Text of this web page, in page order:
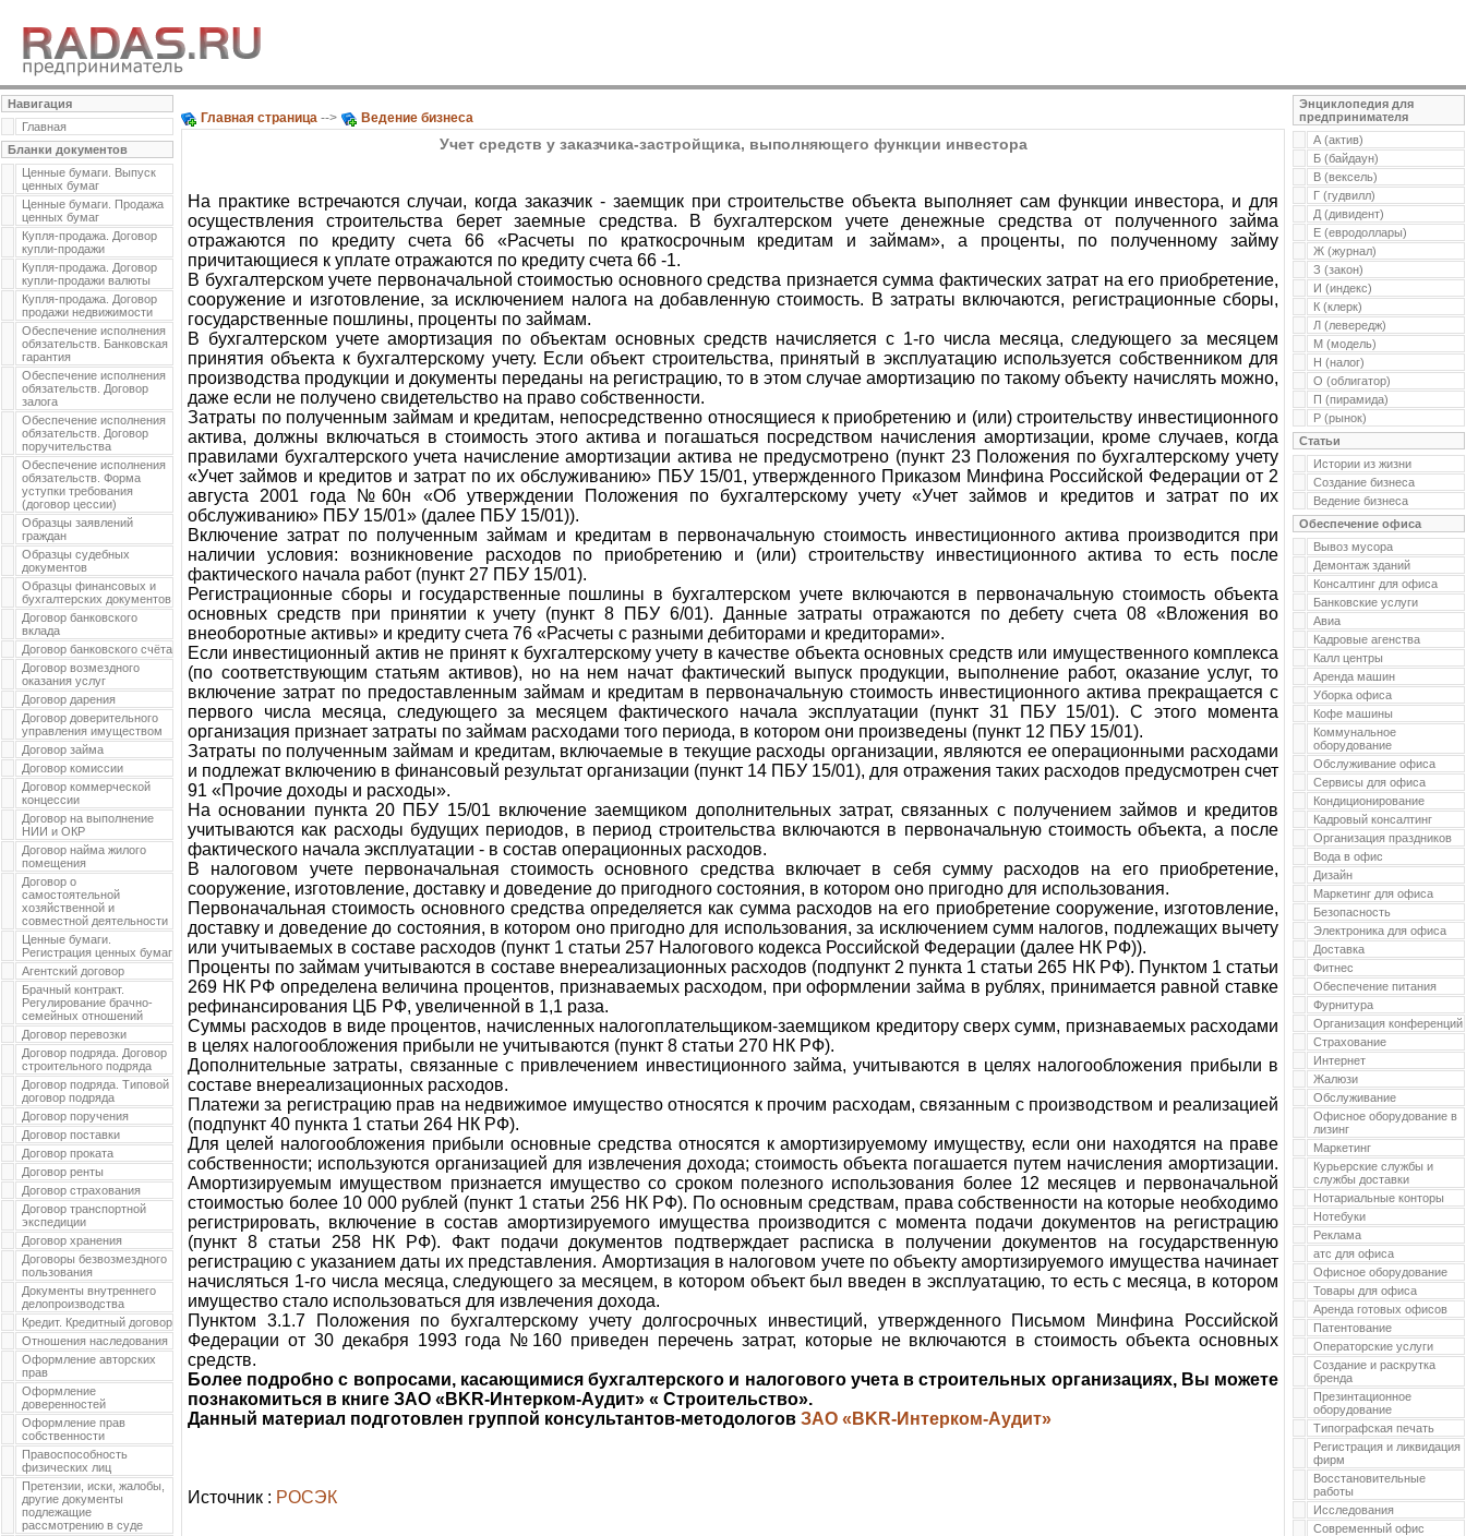
Навигация
Главная
Бланки документов
Ценные бумаги. Выпуск
ценных бумаг
Ценные бумаги. Продажа
ценных бумаг
Купля-продажа. Договор
купли-продажи
Купля-продажа. Договор
купли-продажи валюты
Купля-продажа. Договор
продажи недвижимости
Обеспечение исполнения
обязательств. Банковская
гарантия
Обеспечение исполнения
обязательств. Договор
залога
Обеспечение исполнения
обязательств. Договор
поручительства
Обеспечение исполнения
обязательств. Форма
уступки требования
(договор цессии)
Образцы заявлений
граждан
Образцы судебных
документов
Образцы финансовых и
бухгалтерских документов
Договор банковского
вклада
Договор банковского счёта
Договор возмездного
оказания услуг
Договор дарения
Договор доверительного
управления имуществом
Договор займа
Договор комиссии
Договор коммерческой
концессии
Договор на выполнение
НИИ и ОКР
Договор найма жилого
помещения
Договор о
самостоятельной
хозяйственной и
совместной деятельности
Ценные бумаги.
Регистрация ценных бумаг
Агентский договор
Брачный контракт.
Регулирование брачно-
семейных отношений
Договор перевозки
Договор подряда. Договор
строительного подряда
Договор подряда. Типовой
договор подряда
Договор поручения
Договор поставки
Договор проката
Договор ренты
Договор страхования
Договор транспортной
экспедиции
Договор хранения
Договоры безвозмездного
пользования
Документы внутреннего
делопроизводства
Кредит. Кредитный договор
Отношения наследования
Оформление авторских
прав
Оформление
доверенностей
Оформление прав
собственности
Правоспособность
физических лиц
Претензии, иски, жалобы,
другие документы
подлежащие
рассмотрению в суде
Главная страница --> Ведение бизнеса
Учет средств у заказчика-застройщика, выполняющего функции инвестора
На практике встречаются случаи, когда заказчик - заемщик при строительстве объекта выполняет сам функции инвестора, и для
осуществления строительства берет заемные средства. В бухгалтерском учете денежные средства от полученного займа
отражаются по кредиту счета 66 «Расчеты по краткосрочным кредитам и займам», а проценты, по полученному займу
причитающиеся к уплате отражаются по кредиту счета 66 -1.
В бухгалтерском учете первоначальной стоимостью основного средства признается сумма фактических затрат на его приобретение,
сооружение и изготовление, за исключением налога на добавленную стоимость. В затраты включаются, регистрационные сборы,
государственные пошлины, проценты по займам.
В бухгалтерском учете амортизация по объектам основных средств начисляется с 1-го числа месяца, следующего за месяцем
принятия объекта к бухгалтерскому учету. Если объект строительства, принятый в эксплуатацию используется собственником для
производства продукции и документы переданы на регистрацию, то в этом случае амортизацию по такому объекту начислять можно,
даже если не получено свидетельство на право собственности.
Затраты по полученным займам и кредитам, непосредственно относящиеся к приобретению и (или) строительству инвестиционного
актива, должны включаться в стоимость этого актива и погашаться посредством начисления амортизации, кроме случаев, когда
правилами бухгалтерского учета начисление амортизации актива не предусмотрено (пункт 23 Положения по бухгалтерскому учету
«Учет займов и кредитов и затрат по их обслуживанию» ПБУ 15/01, утвержденного Приказом Минфина Российской Федерации от 2
августа 2001 года №60н «Об утверждении Положения по бухгалтерскому учету «Учет займов и кредитов и затрат по их
обслуживанию» ПБУ 15/01» (далее ПБУ 15/01)).
Включение затрат по полученным займам и кредитам в первоначальную стоимость инвестиционного актива производится при
наличии условия: возникновение расходов по приобретению и (или) строительству инвестиционного актива то есть после
фактического начала работ (пункт 27 ПБУ 15/01).
Регистрационные сборы и государственные пошлины в бухгалтерском учете включаются в первоначальную стоимость объекта
основных средств при принятии к учету (пункт 8 ПБУ 6/01). Данные затраты отражаются по дебету счета 08 «Вложения во
внеоборотные активы» и кредиту счета 76 «Расчеты с разными дебиторами и кредиторами».
Если инвестиционный актив не принят к бухгалтерскому учету в качестве объекта основных средств или имущественного комплекса
(по соответствующим статьям активов), но на нем начат фактический выпуск продукции, выполнение работ, оказание услуг, то
включение затрат по предоставленным займам и кредитам в первоначальную стоимость инвестиционного актива прекращается с
первого числа месяца, следующего за месяцем фактического начала эксплуатации (пункт 31 ПБУ 15/01). С этого момента
организация признает затраты по займам расходами того периода, в котором они произведены (пункт 12 ПБУ 15/01).
Затраты по полученным займам и кредитам, включаемые в текущие расходы организации, являются ее операционными расходами
и подлежат включению в финансовый результат организации (пункт 14 ПБУ 15/01), для отражения таких расходов предусмотрен счет
91 «Прочие доходы и расходы».
На основании пункта 20 ПБУ 15/01 включение заемщиком дополнительных затрат, связанных с получением займов и кредитов
учитываются как расходы будущих периодов, в период строительства включаются в первоначальную стоимость объекта, а после
фактического начала эксплуатации - в состав операционных расходов.
В налоговом учете первоначальная стоимость основного средства включает в себя сумму расходов на его приобретение,
сооружение, изготовление, доставку и доведение до пригодного состояния, в котором оно пригодно для использования.
Первоначальная стоимость основного средства определяется как сумма расходов на его приобретение сооружение, изготовление,
доставку и доведение до состояния, в котором оно пригодно для использования, за исключением сумм налогов, подлежащих вычету
или учитываемых в составе расходов (пункт 1 статьи 257 Налогового кодекса Российской Федерации (далее НК РФ)).
Проценты по займам учитываются в составе внереализационных расходов (подпункт 2 пункта 1 статьи 265 НК РФ). Пунктом 1 статьи
269 НК РФ определена величина процентов, признаваемых расходом, при оформлении займа в рублях, принимается равной ставке
рефинансирования ЦБ РФ, увеличенной в 1,1 раза.
Суммы расходов в виде процентов, начисленных налогоплательщиком-заемщиком кредитору сверх сумм, признаваемых расходами
в целях налогообложения прибыли не учитываются (пункт 8 статьи 270 НК РФ).
Дополнительные затраты, связанные с привлечением инвестиционного займа, учитываются в целях налогообложения прибыли в
составе внереализационных расходов.
Платежи за регистрацию прав на недвижимое имущество относятся к прочим расходам, связанным с производством и реализацией
(подпункт 40 пункта 1 статьи 264 НК РФ).
Для целей налогообложения прибыли основные средства относятся к амортизируемому имуществу, если они находятся на праве
собственности; используются организацией для извлечения дохода; стоимость объекта погашается путем начисления амортизации.
Амортизируемым имуществом признается имущество со сроком полезного использования более 12 месяцев и первоначальной
стоимостью более 10 000 рублей (пункт 1 статьи 256 НК РФ). По основным средствам, права собственности на которые необходимо
регистрировать, включение в состав амортизируемого имущества производится с момента подачи документов на регистрацию
(пункт 8 статьи 258 НК РФ). Факт подачи документов подтверждает расписка в получении документов на государственную
регистрацию с указанием даты их представления. Амортизация в налоговом учете по объекту амортизируемого имущества начинает
начисляться 1-го числа месяца, следующего за месяцем, в котором объект был введен в эксплуатацию, то есть с месяца, в котором
имущество стало использоваться для извлечения дохода.
Пунктом 3.1.7 Положения по бухгалтерскому учету долгосрочных инвестиций, утвержденного Письмом Минфина Российской
Федерации от 30 декабря 1993 года №160 приведен перечень затрат, которые не включаются в стоимость объекта основных
средств.
Более подробно с вопросами, касающимися бухгалтерского и налогового учета в строительных организациях, Вы можете
познакомиться в книге ЗАО «BKR-Интерком-Аудит» « Строительство».
Данный материал подготовлен группой консультантов-методологов ЗАО «BKR-Интерком-Аудит»
Источник : РОСЭК
Энциклопедия для
предпринимателя
А (актив)
Б (байдаун)
В (вексель)
Г (гудвилл)
Д (дивидент)
Е (евродоллары)
Ж (журнал)
З (закон)
И (индекс)
К (клерк)
Л (левередж)
М (модель)
Н (налог)
О (облигатор)
П (пирамида)
Р (рынок)
Статьи
Истории из жизни
Создание бизнеса
Ведение бизнеса
Обеспечение офиса
Вывоз мусора
Демонтаж зданий
Консалтинг для офиса
Банковские услуги
Авиа
Кадровые агенства
Калл центры
Аренда машин
Уборка офиса
Кофе машины
Коммунальное
оборудование
Обслуживание офиса
Сервисы для офиса
Кондиционирование
Кадровый консалтинг
Организация праздников
Вода в офис
Дизайн
Маркетинг для офиса
Безопасность
Электроника для офиса
Доставка
Фитнес
Обеспечение питания
Фурнитура
Организация конференций
Страхование
Интернет
Жалюзи
Обслуживание
Офисное оборудование в
лизинг
Маркетинг
Курьерские службы и
службы доставки
Нотариальные конторы
Нотебуки
Реклама
атс для офиса
Офисное оборудование
Товары для офиса
Аренда готовых офисов
Патентование
Операторские услуги
Создание и раскрутка
бренда
Презинтационное
оборудование
Типографская печать
Регистрация и ликвидация
фирм
Восстановительные
работы
Исследования
Современный офис